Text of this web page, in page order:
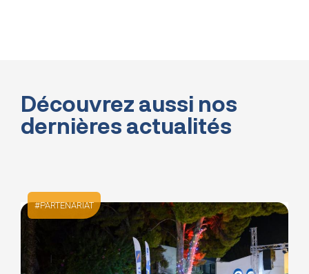
Découvrez aussi nos
dernières actualités
PARTENARIAT